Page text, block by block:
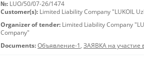
№: LUO/50/07-26/1474
Customer(s): Limited Liability Company "LUKOIL
Organizer of tender: Limited Liability Company
Company"
Documents: Объявление-1 , ЗАЯВКА на участие